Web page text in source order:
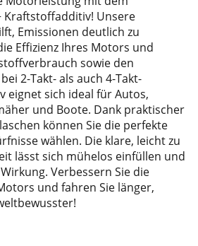
Kraftstoffadditiv! Unsere
Emissionen deutlich zu
Effizienz Ihres Motors und
sowie den
2-Takt- als auch 4-Takt-
eignet sich ideal für Autos,
und Boote. Dank praktischer
können Sie die perfekte
wählen. Die klare, leicht zu
lässt sich mühelos einfüllen und
Verbessern Sie die
und fahren Sie länger,